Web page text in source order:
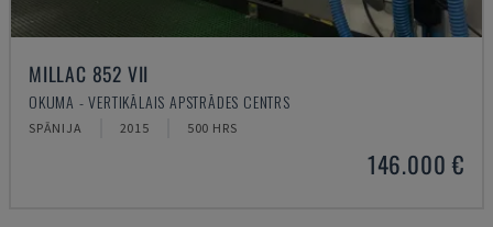
MILLAC 852 VII
OKUMA - VERTIKĀLAIS APSTRĀDES CENTRS
SPĀNIJA 2015 500 HRS
146.000 €